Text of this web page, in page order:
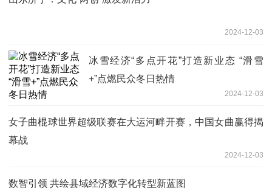
2024-12-03
冰雪经济“多点开花”打造新业态 “滑雪
+”点燃民众冬日热情
2024-12-03
女子曲棍球世界超级联赛在大运河畔开赛，中国女曲赢得揭
幕战
2024-12-03
数智引领 共绘县域经济数字化转型新蓝图